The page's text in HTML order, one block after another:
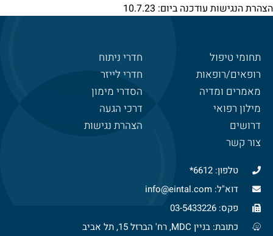
הצהרת הנגישות עודכנה ביום: 10.7.23
תחומי טיפול
חדרי ניתוח
רופאים/רופאות
חדרי לייזר
מאמרים ומדיה
הסדרי מימון
מילון רפואי
דרכי הגעה
דרושים
הצהרת נגישות
צור קשר
טלפון: 6612*
דוא"ל: info@eintal.com
פקס: 03-5433226
כתובת: בניין MDC, רח' הברזל 15, תל אביב